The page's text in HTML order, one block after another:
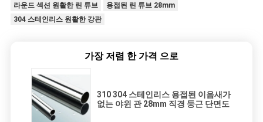
라운드 섹션 원활한 린 튜브
용접된 린 튜브 28mm
304 스테인리스 원활한 강관
가장 저렴 한 가격 으로
310 304 스테인리스 용접된 이음새가
없는 야윈 관 28mm 직경 둥근 단면도